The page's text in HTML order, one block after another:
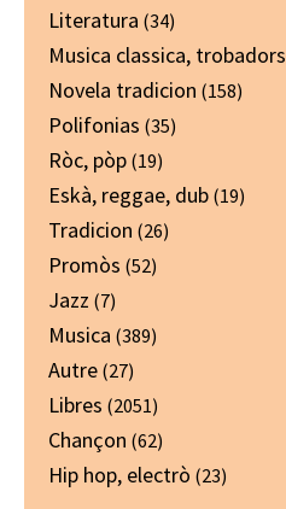
Literatura (34)
Musica classica, trobadors
Novela tradicion (158)
Polifonias (35)
Ròc, pòp (19)
Eskà, reggae, dub (19)
Tradicion (26)
Promòs (52)
Jazz (7)
Musica (389)
Autre (27)
Libres (2051)
Chançon (62)
Hip hop, electrò (23)